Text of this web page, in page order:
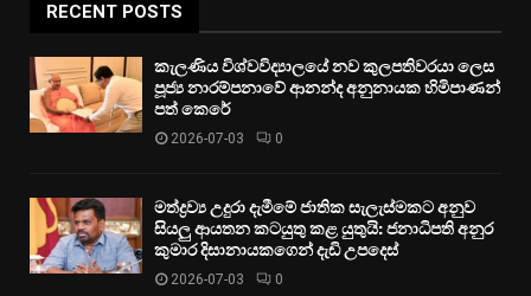
RECENT POSTS
කැලණිය විශ්වවිද්‍යාලයේ නව කුලපතිවරයා ලෙස
පූජ්‍ය නාරම්පනාවේ ආනන්ද අනුනායක හිමිපාණන්
පත් කෙරේ
2026-07-03 0
මත්ද්‍රව්‍ය උදුරා දැමීමේ ජාතික සැලැස්මකට අනුව
සියලු ආයතන කටයුතු කළ යුතුයි: ජනාධිපති අනුර
කුමාර දිසානායකගෙන් දැඩි උපදෙස්
2026-07-03 0